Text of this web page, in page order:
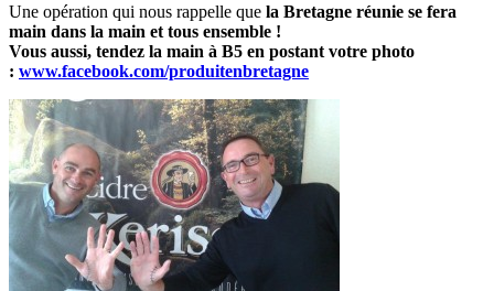
Une opération qui nous rappelle que la Bretagne réunie se fera
main dans la main et tous ensemble !
Vous aussi, tendez la main à B5 en postant votre photo
: www.facebook.com/produitenbretagne